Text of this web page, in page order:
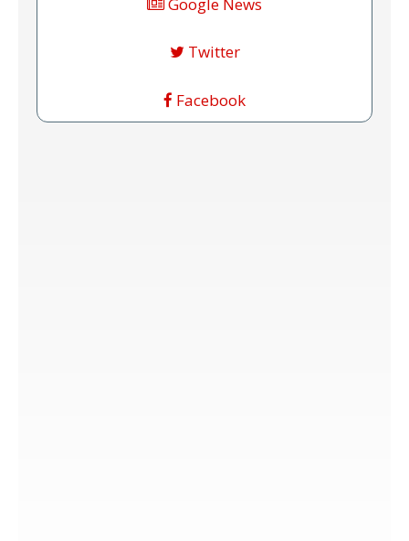
Twitter
Facebook